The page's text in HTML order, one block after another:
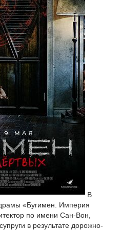
В
«Бугимен. Империя
по имени Сан-Вон,
в результате дорожно-